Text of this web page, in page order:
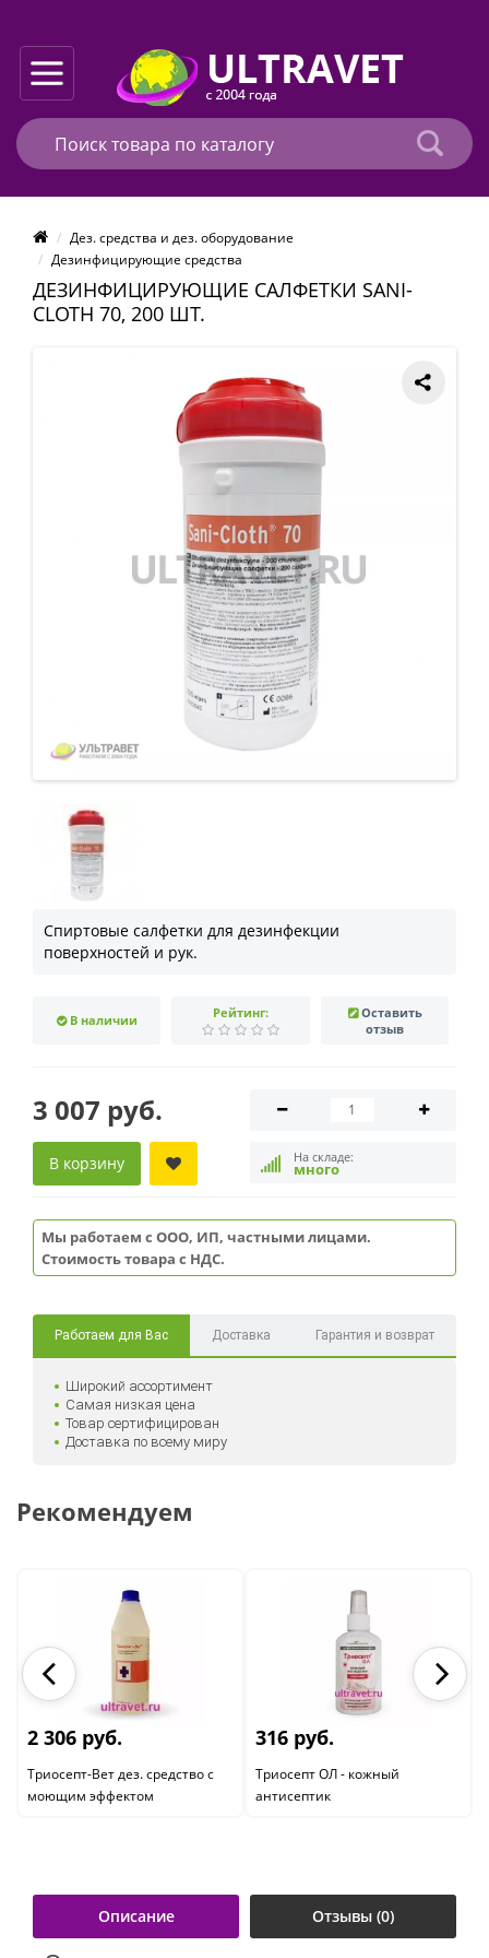
Дез. средства и дез. оборудование
Дезинфицирующие средства
ДЕЗИНФИЦИРУЮЩИЕ САЛФЕТКИ SANI-
CLOTH 70, 200 ШТ.
Спиртовые салфетки для дезинфекции
поверхностей и рук.
В наличии Рейтинг:
Оставить
отзыв
3 007 руб.
На складе:
много
В корзину
Мы работаем с ООО, ИП, частными лицами.
Стоимость товара с НДС.
Работаем для Вас Доставка Гарантия и возврат
Широкий ассортимент
Самая низкая цена
Товар сертифицирован
Доставка по всему миру
Рекомендуем
2 306 руб.
Триосепт-Вет дез. средство с
моющим эффектом
316 руб.
Триосепт ОЛ - кожный
антисептик
Описание Отзывы (0)